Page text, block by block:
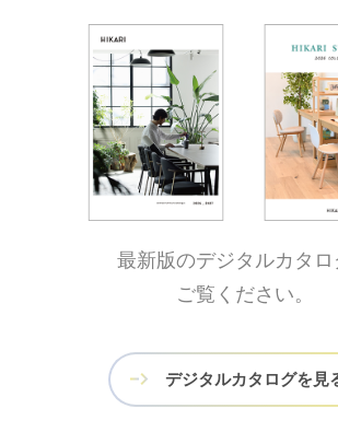
最新版のデジタルカタロ
ご覧ください。
デジタルカタログを見